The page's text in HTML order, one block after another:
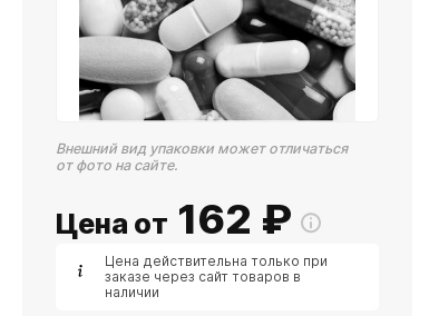
Внешний вид упаковки может отличаться
от фото на сайте.
Цена от 162 ₽
Цена действительна только при
заказе через сайт товаров в
наличии